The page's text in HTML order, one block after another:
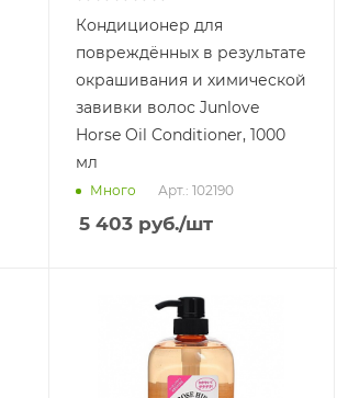
Кондиционер для
повреждённых в результате
окрашивания и химической
завивки волос Junlove
Horse Oil Conditioner, 1000
мл
Много Арт.: 102190
5 403руб./шт